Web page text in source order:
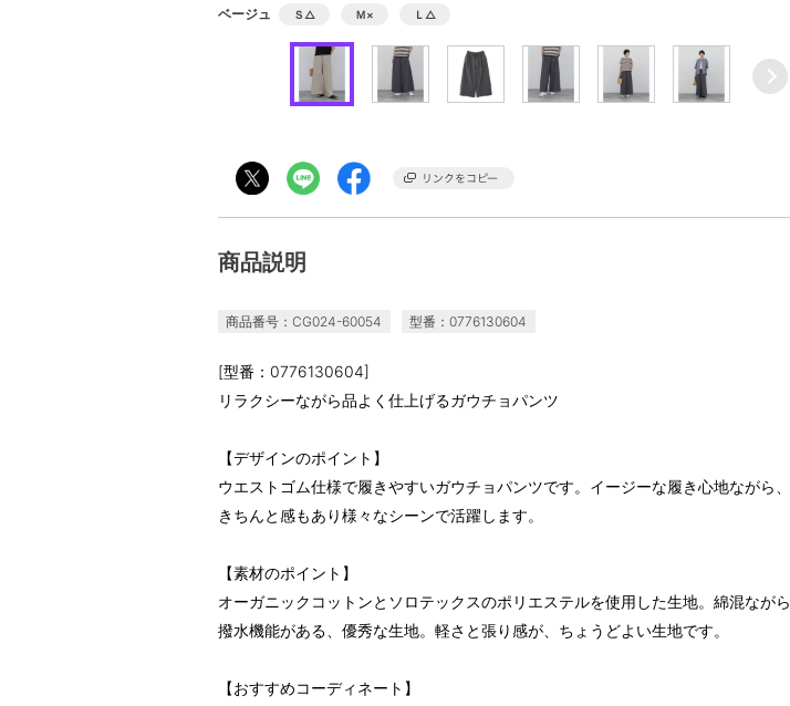
ベージュ Ｓ △ Ｍ× Ｌ △
商品説明
商品番号：CG024-60054 型番：0776130604
[型番：0776130604]
リラクシーながら品よく仕上げるガウチョパンツ
【デザインのポイント】
ウエストゴム仕様で履きやすいガウチョパンツです。イージーな履き心地ながら、
きちんと感もあり様々なシーンで活躍します。
【素材のポイント】
オーガニックコットンとソロテックスのポリエステルを使用した生地。綿混ながら
撥水機能がある、優秀な生地。軽さと張り感が、ちょうどよい生地です。
【おすすめコーディネート】